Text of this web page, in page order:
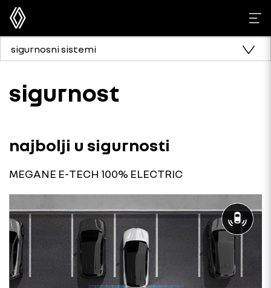
sigurnosni sistemi
sigurnost
najbolji u sigurnosti
MEGANE E-TECH 100% ELECTRIC